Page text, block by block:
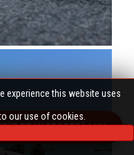
TRANSPORTĒŠANU
experience this website uses
our use of cookies.